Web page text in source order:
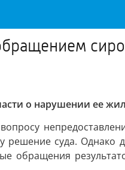
о нарушении ее
решение суда. Однако
обращения